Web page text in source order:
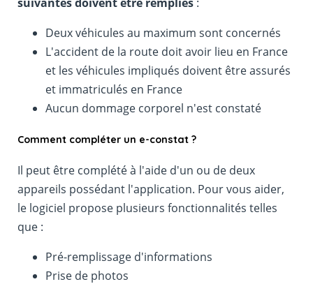
Deux véhicules au maximum sont concernés
L'accident de la route doit avoir lieu en France
et les véhicules impliqués doivent être assurés
et immatriculés en France
Aucun dommage corporel n'est constaté
Comment compléter un e-constat ?
Il peut être complété à l'aide d'un ou de deux
appareils possédant l'application. Pour vous aider,
le logiciel propose plusieurs fonctionnalités telles
que :
Pré-remplissage d'informations
Prise de photos